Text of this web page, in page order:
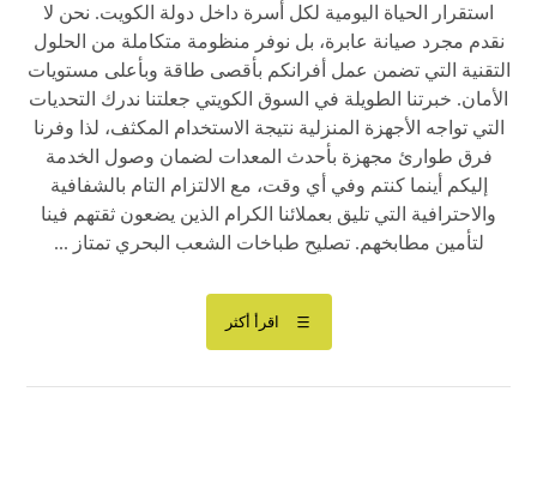
استقرار الحياة اليومية لكل أسرة داخل دولة الكويت. نحن لا
نقدم مجرد صيانة عابرة، بل نوفر منظومة متكاملة من الحلول
التقنية التي تضمن عمل أفرانكم بأقصى طاقة وبأعلى مستويات
الأمان. خبرتنا الطويلة في السوق الكويتي جعلتنا ندرك التحديات
التي تواجه الأجهزة المنزلية نتيجة الاستخدام المكثف، لذا وفرنا
فرق طوارئ مجهزة بأحدث المعدات لضمان وصول الخدمة
إليكم أينما كنتم وفي أي وقت، مع الالتزام التام بالشفافية
والاحترافية التي تليق بعملائنا الكرام الذين يضعون ثقتهم فينا
لتأمين مطابخهم. تصليح طباخات الشعب البحري تمتاز ...
اقرأ أكثر